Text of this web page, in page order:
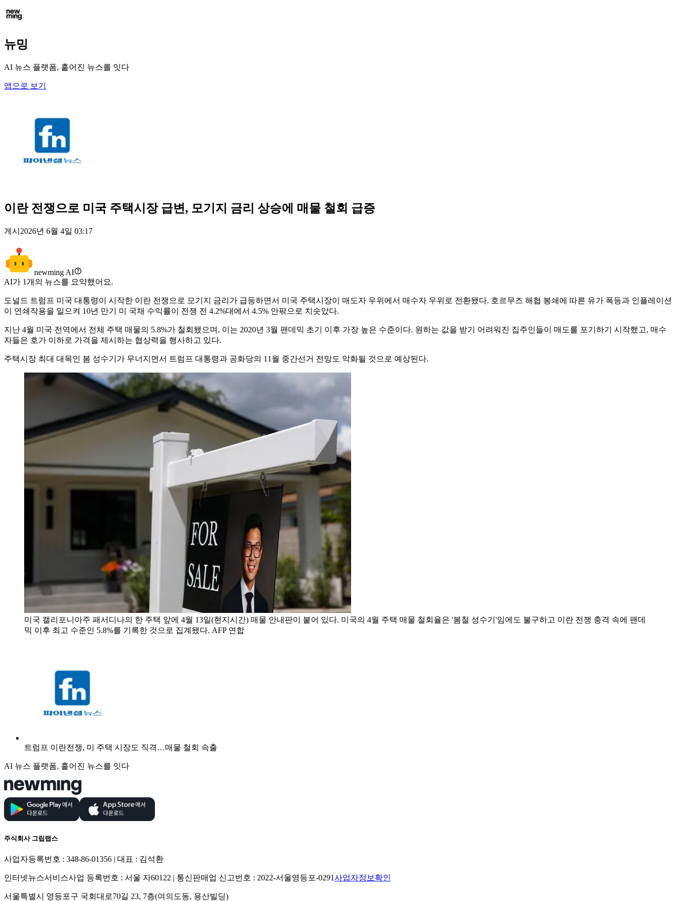
뉴밍
AI 뉴스 플랫폼, 흩어진 뉴스를 잇다
앱으로 보기
이란 전쟁으로 미국 주택시장 급변, 모기지 금리 상승에 매물 철회 급증
게시 2026년 6월 4일 03:17
newming AI
AI가 1개의 뉴스를 요약했어요.
도널드 트럼프 미국 대통령이 시작한 이란 전쟁으로 모기지 금리가 급등하면서 미국 주택시장이 매도자 우위에서 매수자 우위로 전환됐다. 호르무즈 해협 봉쇄에 따른 유가 폭등과 인플레이션
이 연쇄작용을 일으켜 10년 만기 미 국채 수익률이 전쟁 전 4.2%대에서 4.5% 안팎으로 치솟았다.
지난 4월 미국 전역에서 전체 주택 매물의 5.8%가 철회됐으며, 이는 2020년 3월 팬데믹 초기 이후 가장 높은 수준이다. 원하는 값을 받기 어려워진 집주인들이 매도를 포기하기 시작했고, 매수
자들은 호가 이하로 가격을 제시하는 협상력을 행사하고 있다.
주택시장 최대 대목인 봄 성수기가 무너지면서 트럼프 대통령과 공화당의 11월 중간선거 전망도 악화될 것으로 예상된다.
미국 캘리포니아주 패서디나의 한 주택 앞에 4월 13일(현지시간) 매물 안내판이 붙어 있다. 미국의 4월 주택 매물 철회율은 '봄철 성수기'임에도 불구하고 이란 전쟁 충격 속에 팬데
믹 이후 최고 수준인 5.8%를 기록한 것으로 집계됐다. AFP 연합
트럼프 이란전쟁, 미 주택 시장도 직격…매물 철회 속출
AI 뉴스 플랫폼, 흩어진 뉴스를 잇다
주식회사 그립랩스
사업자등록번호 : 348-86-01356 | 대표 : 김석환
인터넷뉴스서비스사업 등록번호 : 서울 자60122 | 통신판매업 신고번호 : 2022-서울영등포-0291사업자정보확인
서울특별시 영등포구 국회대로70길 23, 7층(여의도동, 용산빌딩)